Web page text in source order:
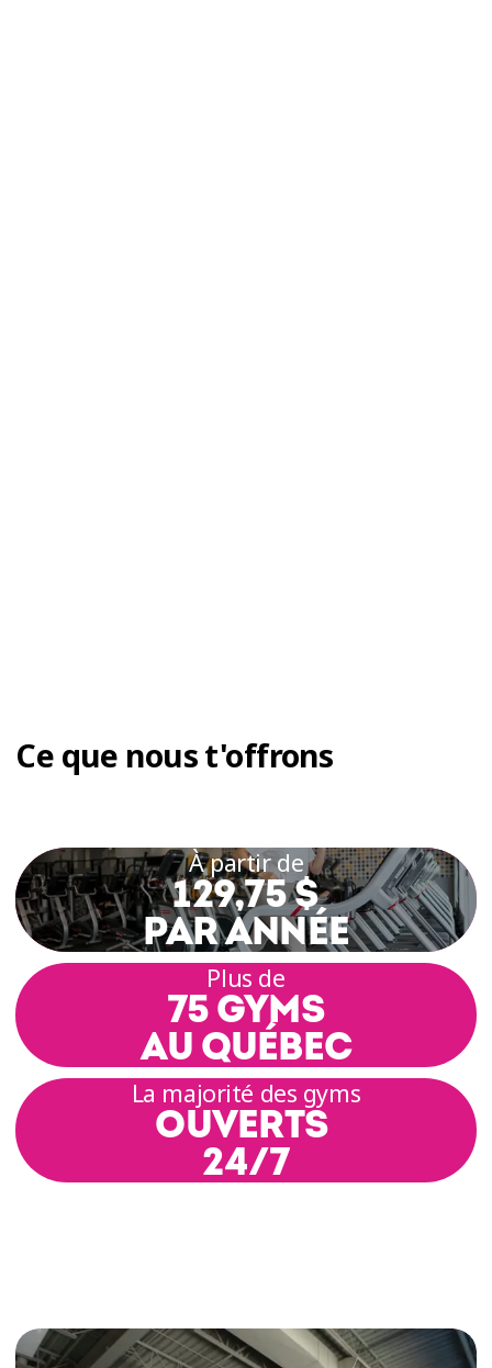
Ce que nous t'offrons
À partir de
129,75 $
PAR ANNÉE
Plus de
75 GYMS
AU QUÉBEC
La majorité des gyms
OUVERTS
24/7